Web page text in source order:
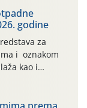
godine
za
i oznakom
kao i
za zaštitu
se ne
povrat